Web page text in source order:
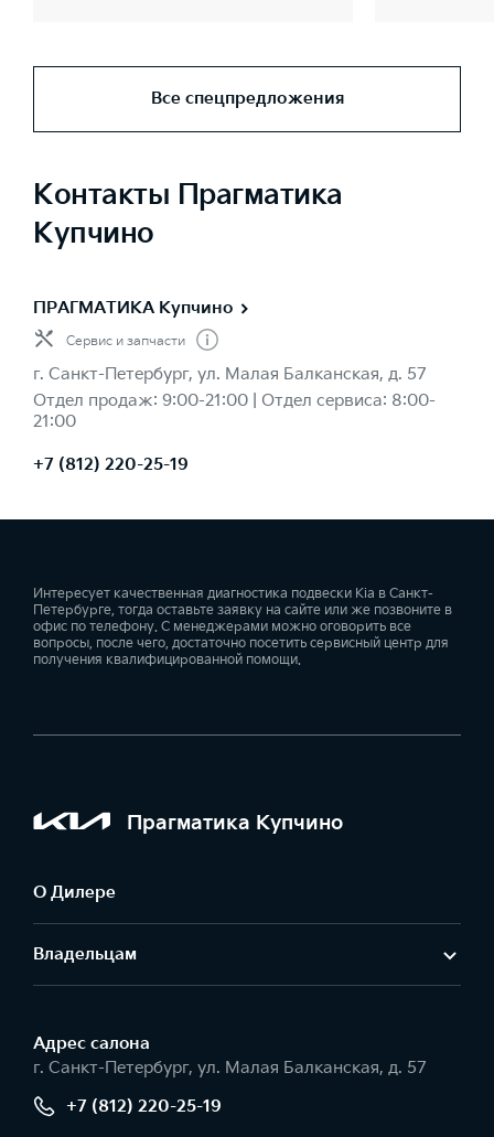
Все спецпредложения
Контакты Прагматика
Купчино
ПРАГМАТИКА Купчино
Сервис и запчасти
г. Санкт-Петербург, ул. Малая Балканская, д. 57
Отдел продаж: 9:00-21:00 | Отдел cервиса: 8:00-
21:00
+7 (812) 220-25-19
Интересует качественная диагностика подвески Kia в Санкт-
Петербурге, тогда оставьте заявку на сайте или же позвоните в
офис по телефону. С менеджерами можно оговорить все
вопросы, после чего, достаточно посетить сервисный центр для
получения квалифицированной помощи.
Прагматика Купчино
О Дилере
Владельцам
Адрес салонa
г. Санкт-Петербург, ул. Малая Балканская, д. 57
+7 (812) 220-25-19